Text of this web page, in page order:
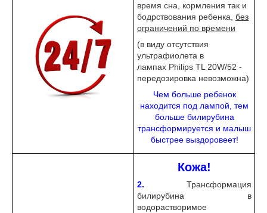
время сна, кормления так и
бодрствования ребенка, без
ограничений по времени
(в виду отсутствия
ультрафиолета в
лампах Philips TL 20W/52 -
передозировка невозможна)
Чем больше ребенок
находится под лампой, тем
больше билирубина
трансформируется и малыш
быстрее выздоровеет!
Кожа!
2.
Трансформация
билирубина в
водорастворимое